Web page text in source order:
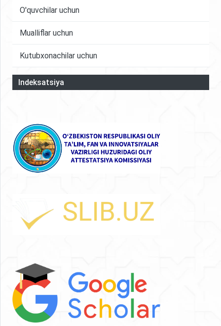
O'quvchilar uchun
Mualliflar uchun
Kutubxonachilar uchun
Indeksatsiya